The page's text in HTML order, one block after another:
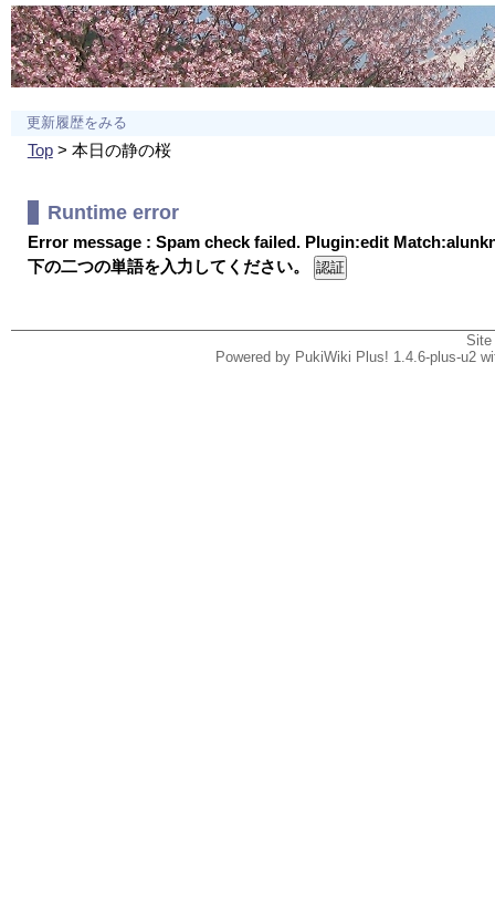
更新履歴をみる
Top> 本日の静の桜
Runtime error
Error message : Spam check failed. Plugin:edit
下の二つの単語を入力してください。
Powered by PukiWiki Plus! 1.4.6-plus-u2